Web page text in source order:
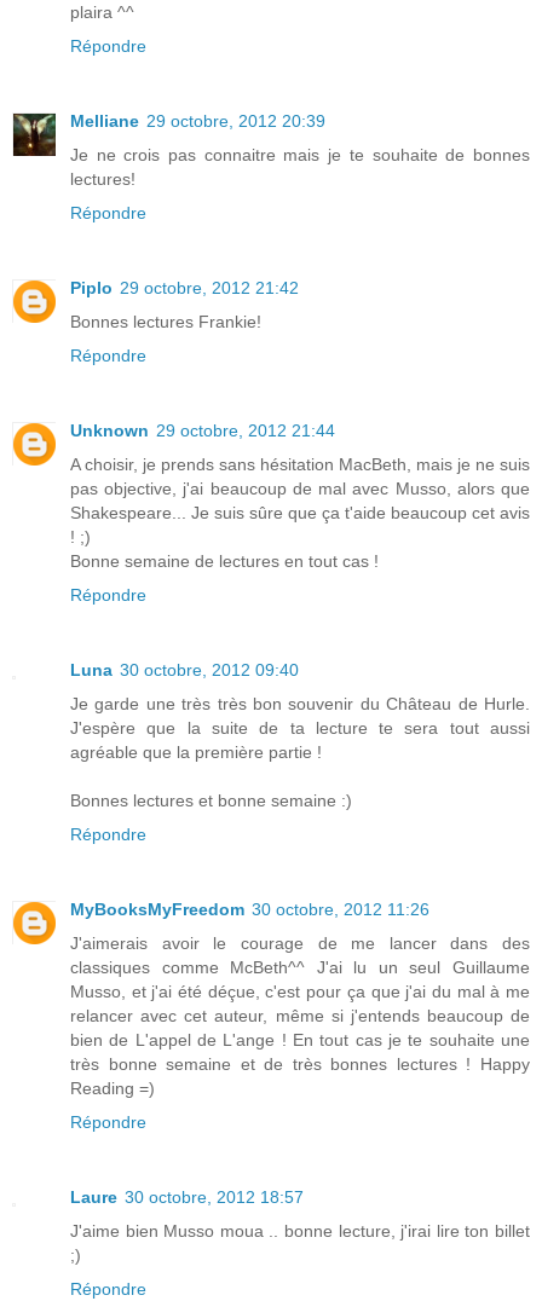
plaira ^^
Répondre
Melliane 29 octobre, 2012 20:39
Je ne crois pas connaitre mais je te souhaite de bonnes
lectures!
Répondre
Piplo 29 octobre, 2012 21:42
Bonnes lectures Frankie!
Répondre
Unknown 29 octobre, 2012 21:44
A choisir, je prends sans hésitation MacBeth, mais je ne suis
pas objective, j'ai beaucoup de mal avec Musso, alors que
Shakespeare... Je suis sûre que ça t'aide beaucoup cet avis
! ;)
Bonne semaine de lectures en tout cas !
Répondre
Luna 30 octobre, 2012 09:40
Je garde une très très bon souvenir du Château de Hurle.
J'espère que la suite de ta lecture te sera tout aussi
agréable que la première partie !
Bonnes lectures et bonne semaine :)
Répondre
MyBooksMyFreedom 30 octobre, 2012 11:26
J'aimerais avoir le courage de me lancer dans des
classiques comme McBeth^^ J'ai lu un seul Guillaume
Musso, et j'ai été déçue, c'est pour ça que j'ai du mal à me
relancer avec cet auteur, même si j'entends beaucoup de
bien de L'appel de L'ange ! En tout cas je te souhaite une
très bonne semaine et de très bonnes lectures ! Happy
Reading =)
Répondre
Laure 30 octobre, 2012 18:57
J'aime bien Musso moua .. bonne lecture, j'irai lire ton billet
;)
Répondre